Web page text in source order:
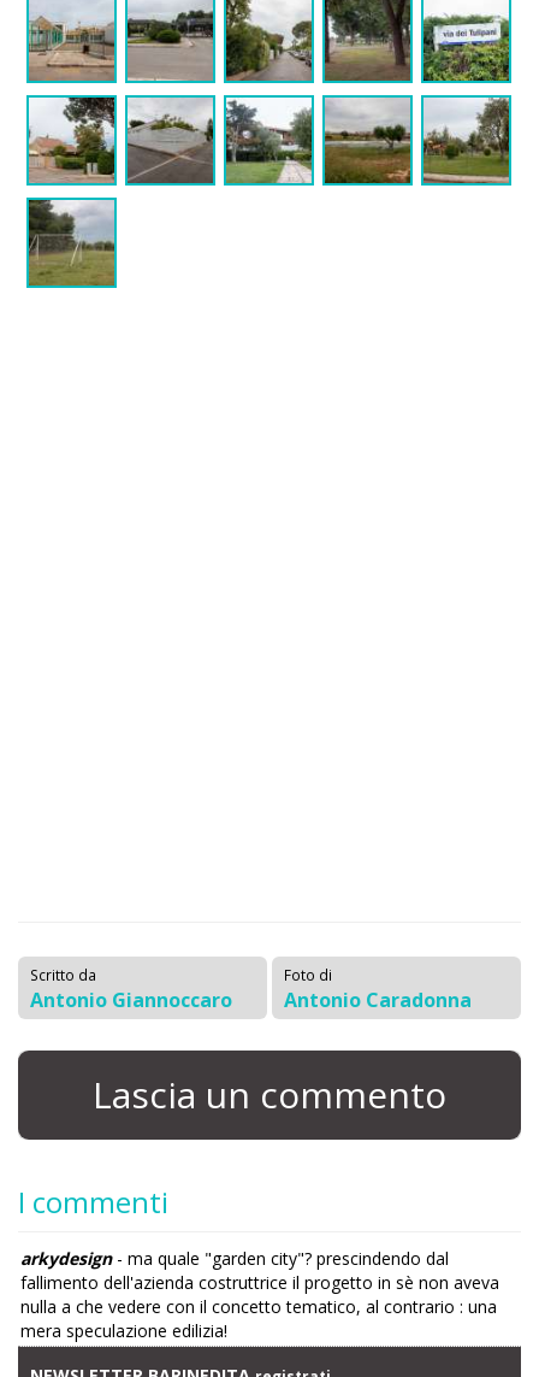
Scritto da
Antonio Giannoccaro
Foto di
Antonio Caradonna
Lascia un commento
I commenti
arkydesign- ma quale "garden city"? prescindendo dal
fallimento dell'azienda costruttrice il progetto in sè non aveva
nulla a che vedere con il concetto tematico, al contrario : una
mera speculazione edilizia!